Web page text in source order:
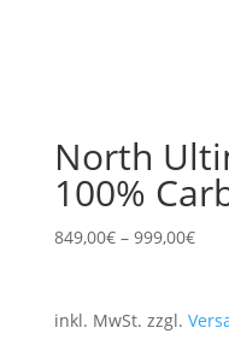
North
100%
849,00€– 999,00€
inkl. MwSt. zzgl.